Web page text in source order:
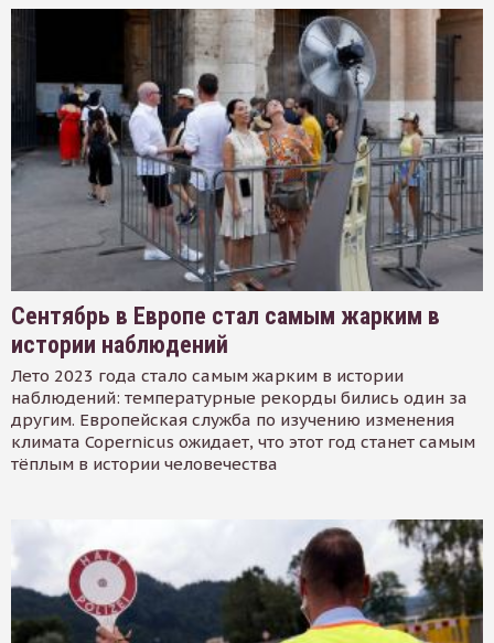
Сентябрь в Европе стал самым жарким в
истории наблюдений
Лето 2023 года стало самым жарким в истории
наблюдений: температурные рекорды бились один за
другим. Европейская служба по изучению изменения
климата Copernicus ожидает, что этот год станет самым
тёплым в истории человечества